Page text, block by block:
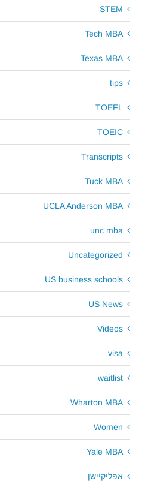
STEM
Tech MBA
Texas MBA
tips
TOEFL
TOEIC
Transcripts
Tuck MBA
UCLA Anderson MBA
unc mba
Uncategorized
US business schools
US News
Videos
visa
waitlist
Wharton MBA
Women
Yale MBA
אפליקיישן